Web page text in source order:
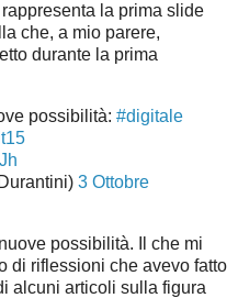
la prima slide
che, a mio parere,
durante la prima
possibilità: #digitale
3 Ottobre
possibilità. Il che mi
di riflessioni che avevo fatto
alcuni articoli sulla figura